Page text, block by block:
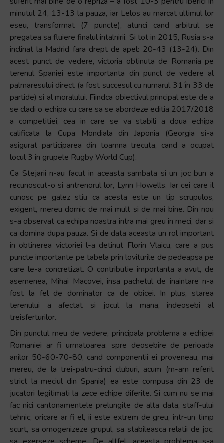
minutul 24, 13-13 la pauza, iar Lelos au marcat ultimul lor
eseu, transformat (7 puncte), atunci cand arbitrul se
pregatea sa fluiere finalul intalnirii. Si tot in 2015, Rusia s-a
inclinat la Madrid fara drept de apel: 20-43 (13-24). Din
acest punct de vedere, victoria obtinuta de Romania pe
terenul Spaniei este importanta din punct de vedere al
palmaresului direct (a fost succesul cu numarul 31 în 33 de
partide) si al moralului. Fiindca obiectivul principal este de a
se cladi o echipa cu care sa se abordeze editia 2017/2018
a competitiei, cea in care se va stabili a doua echipa
calificata la Cupa Mondiala din Japonia (Georgia si-a
asigurat participarea din toamna trecuta, cand a ocupat
locul 3 in grupele Rugby World Cup).
Ca Stejarii n-au facut in aceasta sambata si un joc bun a
recunoscut-o si antrenorul lor, Lynn Howells. Iar cei care il
cunosc pe galez stiu ca acesta este un tip scrupulos,
exigent, mereu dornic de mai mult si de mai bine. Din nou
s-a observat ca echipa noastra intra mai greu in meci, dar si
ca domina dupa pauza. Si de data aceasta un rol important
in obtinerea victoriei l-a detinut Florin Vlaicu, care a pus
puncte importante pe tabela prin loviturile de pedeapsa pe
care le-a concretizat. O contributie importanta a avut, de
asemenea, Mihai Macovei, insa pachetul de inaintare n-a
fost la fel de dominator ca de obicei. In plus, starea
terenului a afectat si jocul la mana, indeosebi al
treisferturilor.
Din punctul meu de vedere, principala problema a echipei
Romaniei ar fi urmatoarea: spre deosebire de perioada
anilor 50-60-70-80, cand componentii ei proveneau, mai
mereu, de la trei-patru-cinci cluburi, acum (m-am referit
strict la meciul din Spania) ea este compusa din 23 de
jucatori legitimati la zece echipe diferite. Si cum nu se mai
fac nici cantonamentele prelungite de alta data, staff-ului
tehnic, oricare ar fi el, ii este extrem de greu, intr-un timp
scurt, sa omogenizeze grupul, sa stabileasca relatii de joc,